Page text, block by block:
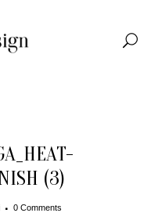
(3)
0 Comments